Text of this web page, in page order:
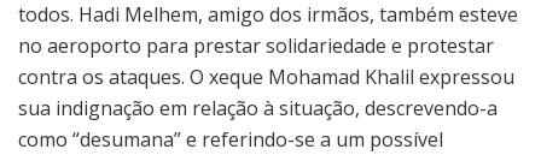
todos. Hadi Melhem, amigo dos irmãos, também esteve
no aeroporto para prestar solidariedade e protestar
contra os ataques. O xeque Mohamad Khalil expressou
sua indignação em relação à situação, descrevendo-a
como “desumana” e referindo-se a um possível